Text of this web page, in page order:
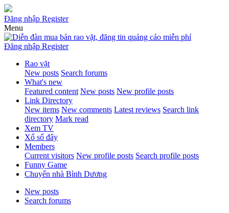
Đăng nhập Register
Menu
Đăng nhập Register
Rao vặt
New posts Search forums
What's new
Featured content New posts New profile posts
Link Directory
New items New comments Latest reviews Search link
directory Mark read
Xem TV
Xổ số đây
Members
Current visitors New profile posts Search profile posts
Funny Game
Chuyển nhà Bình Dương
New posts
Search forums